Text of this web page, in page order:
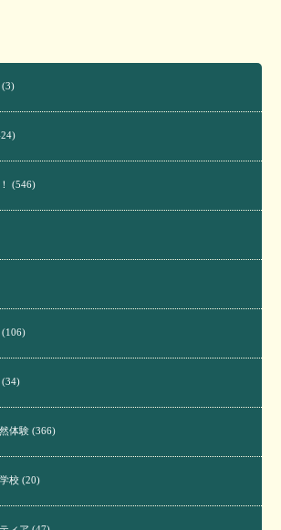
(3)
(546)
体験(366)
校(20)